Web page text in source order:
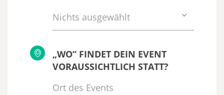
Nichts ausgewählt
„WO“ FINDET DEIN EVENT
VORAUSSICHTLICH STATT?